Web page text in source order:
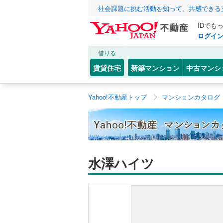
社会課題に挑む活動を知って、共感でき
IDでも
ログイン
借りる
賃貸住宅 新築マンション 中古マンシ
Yahoo!不動産トップ マンションカタログ
水澤ハイツ